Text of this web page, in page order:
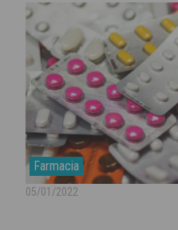
Farmacia
05/01/2022